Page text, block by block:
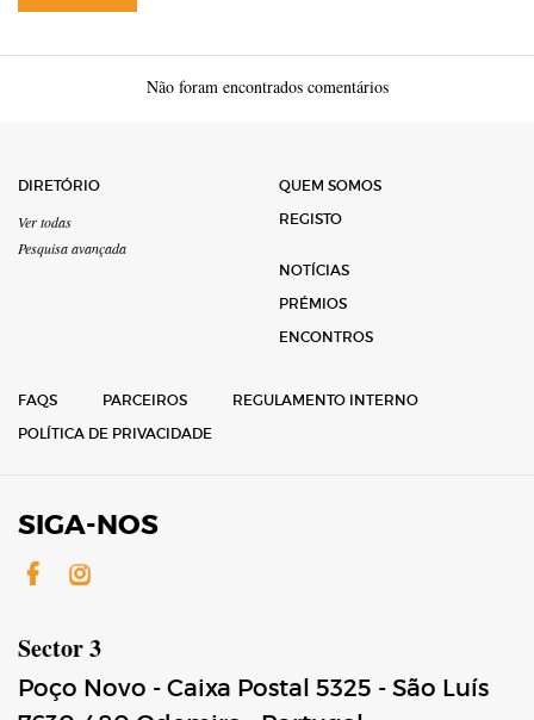
Não foram encontrados comentários
DIRETÓRIO
Ver todas
Pesquisa avançada
QUEM SOMOS
REGISTO
NOTÍCIAS
PRÉMIOS
ENCONTROS
FAQS PARCEIROS
REGULAMENTO INTERNO
POLÍTICA DE PRIVACIDADE
SIGA-NOS
Facebook
Instagram
Sector 3
Poço Novo - Caixa Postal 5325 - São Luís